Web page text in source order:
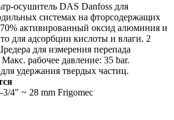
осушитель DAS Danfoss для
системах на фторсодержащих
70% активированный оксид алюминия и
для адсорбции кислоты и влаги. 2
для измерения перепада
рабочее давление: 35 bar.
удержания твердых частиц.